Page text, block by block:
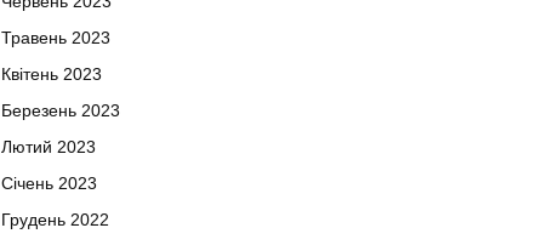
Травень 2023
Квітень 2023
Березень 2023
Лютий 2023
Січень 2023
Грудень 2022